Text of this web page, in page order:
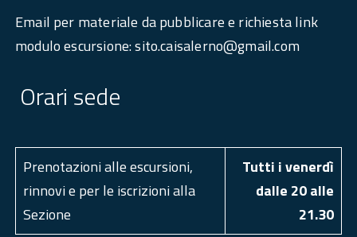
Email per materiale da pubblicare e richiesta link
modulo escursione: sito.caisalerno@gmail.com
Orari sede
Prenotazioni alle escursioni,
rinnovi e per le iscrizioni alla
Sezione
Tutti i venerdì
dalle 20 alle
21.30